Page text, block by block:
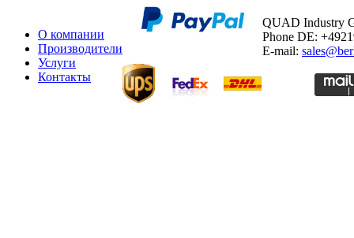
О компании
Производители
Услуги
Контакты
QUAD Industry
Phone DE:
E-mail: